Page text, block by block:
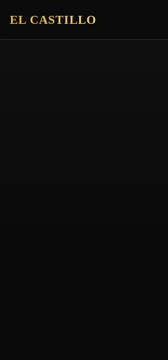
EL CASTILLO